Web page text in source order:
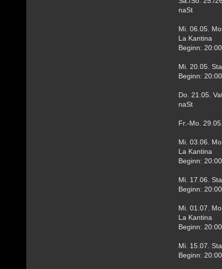
naSt
Mi. 06.05.
La Kantina
Beginn:
Mi. 20.05.
Beginn:
Do. 21.05.
naSt
Fr.-Mo.
Mi. 03.06.
La Kantina
Beginn:
Mi. 17.06.
Beginn:
Mi. 01.07.
La Kantina
Beginn:
Mi. 15.07.
Beginn: